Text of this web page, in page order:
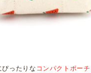
ったりな コンパクトポーチ